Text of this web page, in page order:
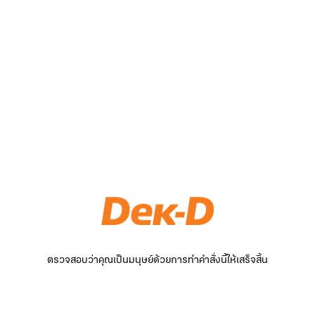
ตรวจสอบว่าคุณเป็นมนุษย์ด้วยการทำคำสั่งนี้ให้เสร็จสิ้น